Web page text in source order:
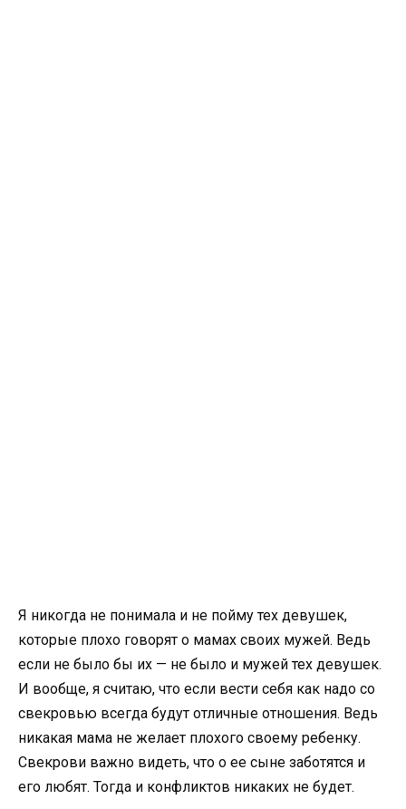
Я никогда не понимала и не пойму тех девушек,
которые плохо говорят о мамах своих мужей. Ведь
если не было бы их — не было и мужей тех девушек.
И вообще, я считаю, что если вести себя как надо со
свекровью всегда будут отличные отношения. Ведь
никакая мама не желает плохого своему ребенку.
Свекрови важно видеть, что о ее сыне заботятся и
его любят. Тогда и конфликтов никаких не будет.